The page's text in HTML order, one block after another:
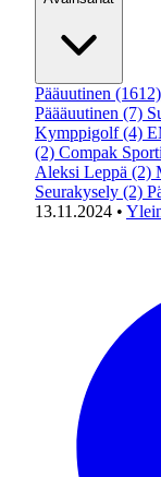
Pääuutinen (1612)
Päääuutinen (7)
Kymppigolf (4)
(2) Compak
Aleksi Leppä (2)
Seurakysely (2)
13.11.2024 •